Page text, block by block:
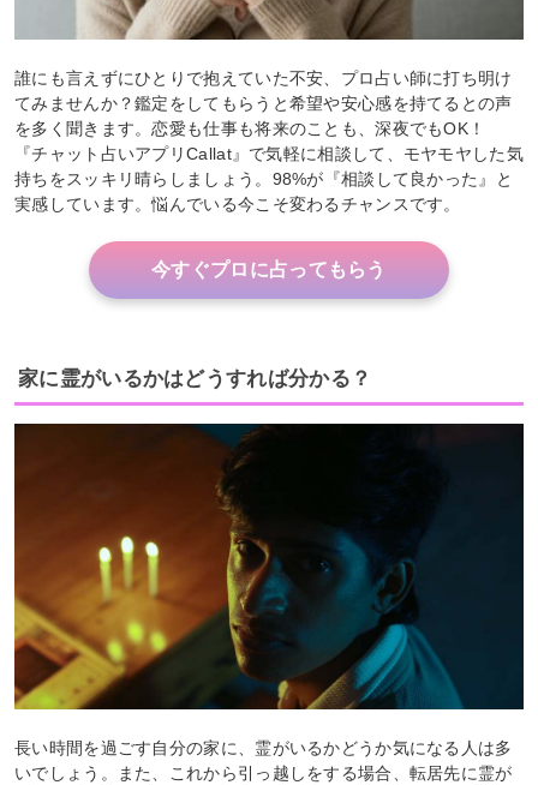
誰にも言えずにひとりで抱えていた不安、プロ占い師に打ち明け
てみませんか？鑑定をしてもらうと希望や安心感を持てるとの声
を多く聞きます。恋愛も仕事も将来のことも、深夜でもOK！
『チャット占いアプリCallat』で気軽に相談して、モヤモヤした気
持ちをスッキリ晴らしましょう。98%が『相談して良かった』と
実感しています。悩んでいる今こそ変わるチャンスです。
今すぐプロに占ってもらう
家に霊がいるかはどうすれば分かる？
長い時間を過ごす自分の家に、霊がいるかどうか気になる人は多
いでしょう。また、これから引っ越しをする場合、転居先に霊が